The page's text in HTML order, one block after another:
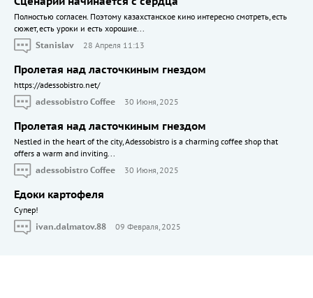
Полностью согласен. Поэтому казахстанское кино интересно смотреть, есть
сюжет, есть уроки и есть хорошие...
Stanislav
28 Апреля 11:13
Пролетая над ласточкиным гнездом
https://adessobistro.net/
adessobistro Coffee
30 Июня, 2025
Пролетая над ласточкиным гнездом
Nestled in the heart of the city, Adessobistro is a charming coffee shop that
offers a warm and inviting...
adessobistro Coffee
30 Июня, 2025
Едоки картофеля
Cупер!
ivan.dalmatov.88
09 Февраля, 2025